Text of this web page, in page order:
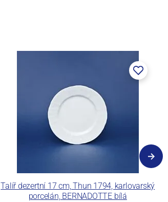
Talíř dezertní 17 cm, Thun 1794, karlovarský
porcelán, BERNADOTTE bílá